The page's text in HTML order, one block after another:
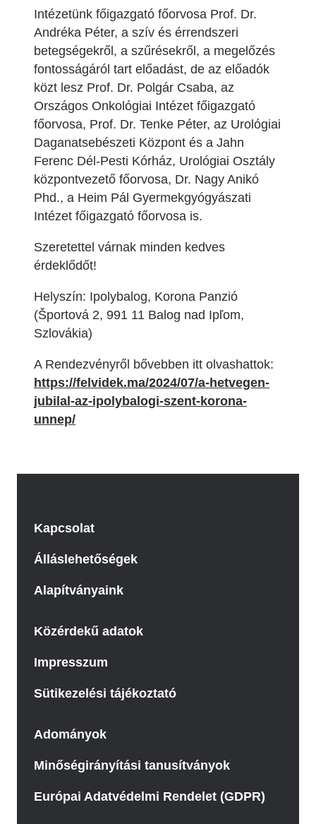
Intézetünk főigazgató főorvosa Prof. Dr.
Andréka Péter, a szív és érrendszeri
betegségekről, a szűrésekről, a megelőzés
fontosságáról tart előadást, de az előadók
közt lesz Prof. Dr. Polgár Csaba, az
Országos Onkológiai Intézet főigazgató
főorvosa, Prof. Dr. Tenke Péter, az Urológiai
Daganatsebészeti Központ és a Jahn
Ferenc Dél-Pesti Kórház, Urológiai Osztály
központvezető főorvosa, Dr. Nagy Anikó
Phd., a Heim Pál Gyermekgyógyászati
Intézet főigazgató főorvosa is.
Szeretettel várnak minden kedves
érdeklődőt!
Helyszín: Ipolybalog, Korona Panzió
(Športová 2, 991 11 Balog nad Ipľom,
Szlovákia)
A Rendezvényről bővebben itt olvashattok:
https://felvidek.ma/2024/07/a-hetvegen-
jubilal-az-ipolybalogi-szent-korona-
unnep/
Kapcsolat
Álláslehetőségek
Alapítványaink
Közérdekű adatok
Impresszum
Sütikezelési tájékoztató
Adományok
Minőségirányítási tanusítványok
Európai Adatvédelmi Rendelet (GDPR)